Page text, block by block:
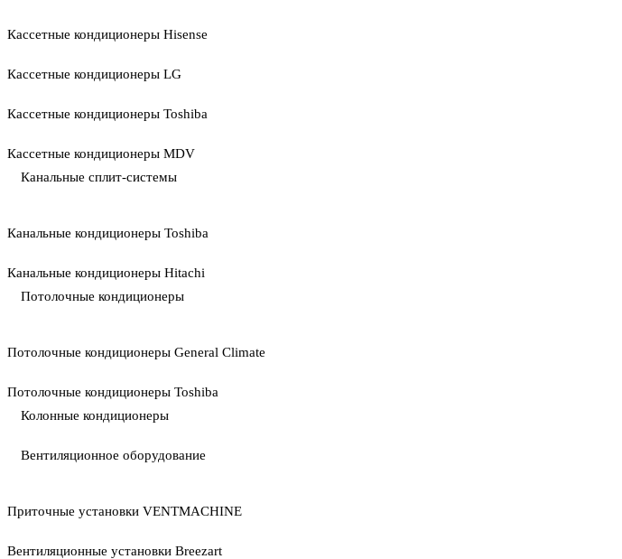
Кассетные кондиционеры Hisense
Кассетные кондиционеры LG
Кассетные кондиционеры Toshiba
Кассетные кондиционеры MDV
Канальные сплит-системы
Канальные кондиционеры Toshiba
Канальные кондиционеры Hitachi
Потолочные кондиционеры
Потолочные кондиционеры General Climate
Потолочные кондиционеры Toshiba
Колонные кондиционеры
Вентиляционное оборудование
Приточные установки VENTMACHINE
Вентиляционные установки Breezart